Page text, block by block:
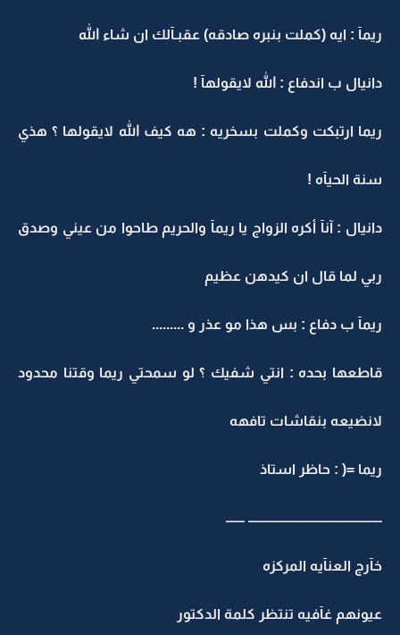
ريمآ : ايه (كملت بنبره صادقه) عقبـآلك ان شاء الله
دانيال ب اندفاع : الله لايقولهآ !
ريما ارتبكت وكملت بسخريه : هه كيف الله لايقولها ؟ هذي
سنة الحيآه !
دانيال : آنآ أكره الزواج يا ريمآ والحريم طاحوا من عيني وصدق
ربي لما قال ان كيدهن عظيم
ريمآ ب دفاع : بس هذا مو عذر و .........
قاطعها بحده : انتي شفيك ؟ لو سمحتي ريما وقتنا محدود
لانضيعه بنقاشات تافهه
ريما =( : حاظر استاذ
ــــــــــــــــــــــــــــــــــــــــــــــــــ ـــــــ
خآرج العنآيه المركزه
عيونهم غآفيه تنتظر كلمة الدكتور